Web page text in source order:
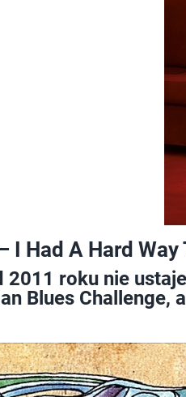
I Had A Hard
roku nie
Blues